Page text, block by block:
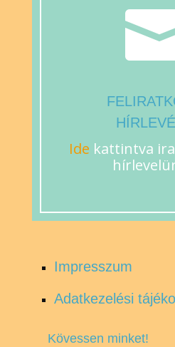
Ide kattintva
Impresszum
Adatkezelési
Kövessen minket!